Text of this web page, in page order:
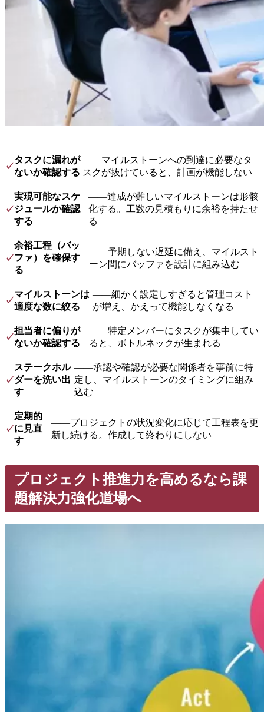
✓
タスクに漏れが
ないか確認する
——マイルストーンへの到達に必要なタ
スクが抜けていると、計画が機能しない
✓
実現可能なスケ
ジュールか確認
する
——達成が難しいマイルストーンは形骸
化する。工数の見積もりに余裕を持たせ
る
✓
余裕工程（バッ
ファ）を確保す
る
——予期しない遅延に備え、マイルスト
ーン間にバッファを設計に組み込む
✓
マイルストーンは
適度な数に絞る
——細かく設定しすぎると管理コスト
が増え、かえって機能しなくなる
✓
担当者に偏りが
ないか確認する
——特定メンバーにタスクが集中してい
ると、ボトルネックが生まれる
✓
ステークホル
ダーを洗い出
す
——承認や確認が必要な関係者を事前に特
定し、マイルストーンのタイミングに組み
込む
✓
定期的
に見直
す
——プロジェクトの状況変化に応じて工程表を更
新し続ける。作成して終わりにしない
プロジェクト推進力を高めるなら課
題解決力強化道場へ